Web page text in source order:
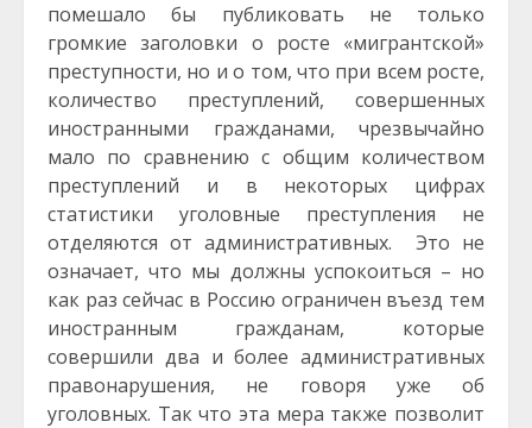
помешало бы публиковать не только
громкие заголовки о росте «мигрантской»
преступности, но и о том, что при всем росте,
количество преступлений, совершенных
иностранными гражданами, чрезвычайно
мало по сравнению с общим количеством
преступлений и в некоторых цифрах
статистики уголовные преступления не
отделяются от административных. Это не
означает, что мы должны успокоиться – но
как раз сейчас в Россию ограничен въезд тем
иностранным гражданам, которые
совершили два и более административных
правонарушения, не говоря уже об
уголовных. Так что эта мера также позволит